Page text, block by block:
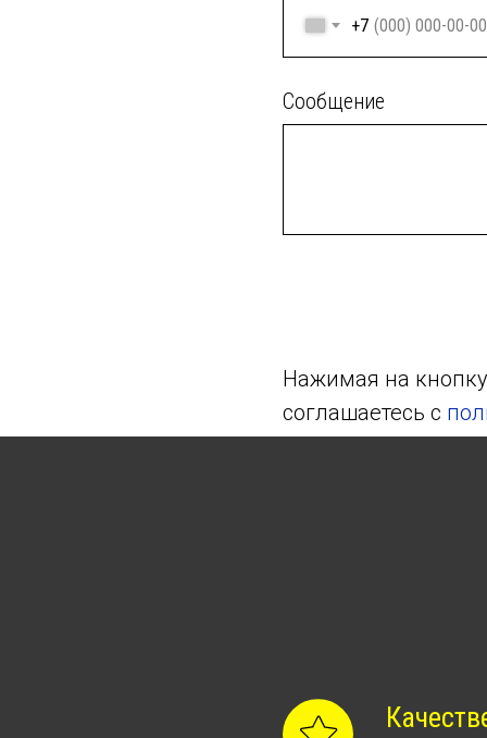
+7
Сообщение
Нажимая на
соглашаетесь c